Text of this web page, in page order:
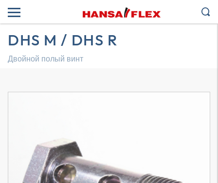
DHS M / DHS R
Двойной полый винт